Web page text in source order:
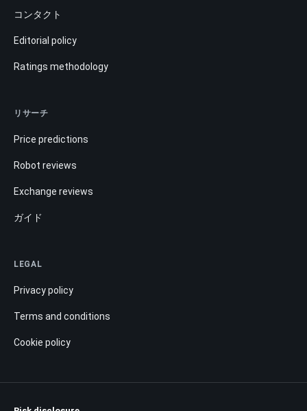
コンタクト
Editorial policy
Ratings methodology
リサーチ
Price predictions
Robot reviews
Exchange reviews
ガイド
LEGAL
Privacy policy
Terms and conditions
Cookie policy